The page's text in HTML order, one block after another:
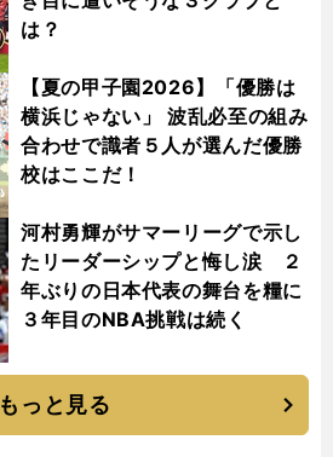
は？
【夏の甲子園2026】「優勝は
横浜じゃない」 波乱必至の組み
合わせで識者５人が選んだ優勝
校はここだ！
河村勇輝がサマーリーグで示し
たリーダーシップと悔し涙 ２
年ぶりの日本代表の舞台を糧に
３年目のNBA挑戦は続く
もっと見る